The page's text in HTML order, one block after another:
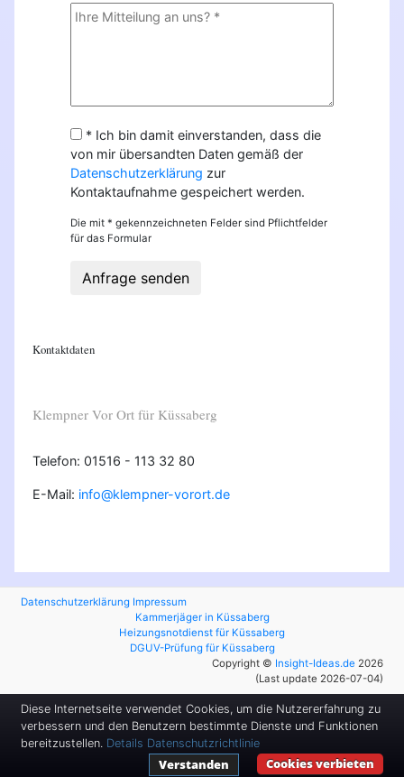
* Ich bin damit einverstanden, dass die
von mir übersandten Daten gemäß der
Datenschutzerklärung zur
Kontaktaufnahme gespeichert werden.
Die mit * gekennzeichneten Felder sind Pflichtfelder
für das Formular
Anfrage senden
Kontaktdaten
Klempner Vor Ort für Küssaberg
Telefon: 01516 - 113 32 80
E-Mail: info@klempner-vorort.de
Datenschutzerklärung Impressum
Kammerjäger in Küssaberg
Heizungsnotdienst für Küssaberg
DGUV-Prüfung für Küssaberg
Copyright © Insight-Ideas.de 2026
(Last update 2026-07-04)
Diese Internetseite verwendet Cookies, um die Nutzererfahrung zu
verbessern und den Benutzern bestimmte Dienste und Funktionen
bereitzustellen. Details Datenschutzrichtlinie
Cookies verbieten
Verstanden